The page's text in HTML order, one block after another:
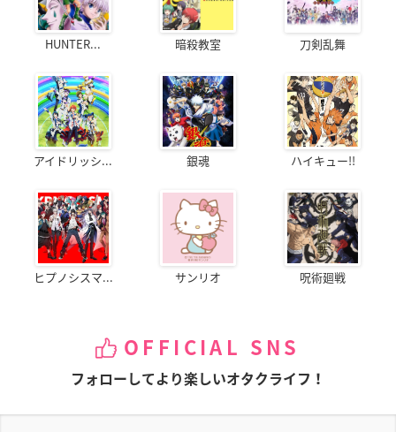
HUNTER... 暗殺教室 刀剣乱舞
アイドリッシ... 銀魂 ハイキュー!!
ヒプノシスマ... サンリオ 呪術廻戦
OFFICIAL SNS
フォローしてより楽しいオタクライフ！